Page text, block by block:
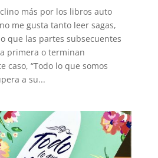
más por los libros auto
me gusta tanto leer sagas,
que las partes subsecuentes
primera o terminan
caso, “Todo lo que somos
a su...